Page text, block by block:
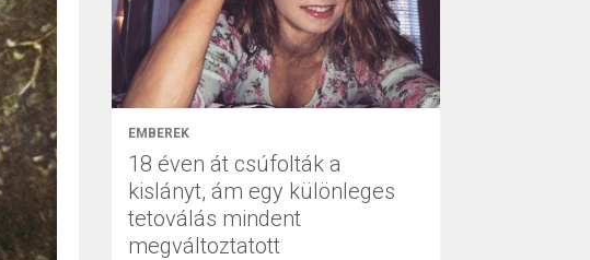
EMBEREK
18 éven át csúfolták a
kislányt, ám egy különleges
tetoválás mindent
megváltoztatott